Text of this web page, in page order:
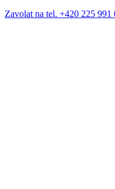
Zavolat na tel. +420 225 991